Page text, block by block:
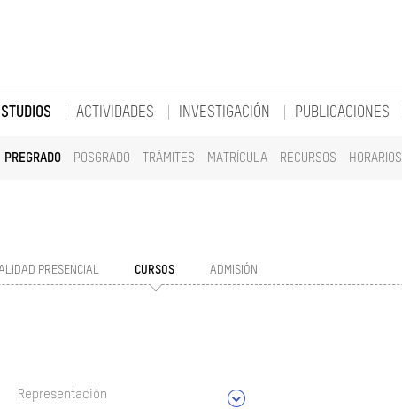
PREGRADO POSGRADO TRÁMITES MATRÍCULA RECURSOS HORARIOS
ACTIVIDADES INVESTIGACIÓN PUBLICACIONES
PRESENCIAL CURSOS ADMISIÓN
Representación